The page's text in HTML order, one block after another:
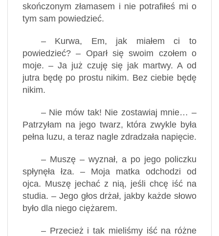
skończonym złamasem i nie potrafiłeś mi o
tym sam powiedzieć.
– Kurwa, Em, jak miałem ci to
powiedzieć? – Oparł się swoim czołem o
moje. – Ja już czuję się jak martwy. A od
jutra będę po prostu nikim. Bez ciebie będę
nikim.
– Nie mów tak! Nie zostawiaj mnie… –
Patrzyłam na jego twarz, która zwykle była
pełna luzu, a teraz nagle zdradzała napięcie.
– Muszę – wyznał, a po jego policzku
spłynęła łza. – Moja matka odchodzi od
ojca. Muszę jechać z nią, jeśli chcę iść na
studia. – Jego głos drżał, jakby każde słowo
było dla niego ciężarem.
– Przecież i tak mieliśmy iść na różne